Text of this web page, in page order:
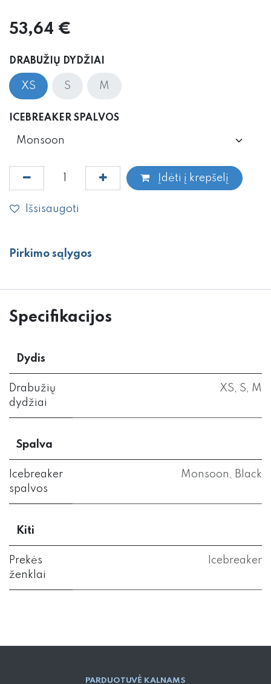
53,64 €
DRABUŽIŲ DYDŽIAI
XS S M
ICEBREAKER SPALVOS
Įdėti į krepšelį
Išsisaugoti
Pirkimo sąlygos
Specifikacijos
Dydis
Drabužių
dydžiai
XS, S, M
Spalva
Icebreaker
spalvos
Monsoon , Black
Kiti
Prekės
ženklai
Icebreaker
PARD​UOTUVĖ​ KALNAMS